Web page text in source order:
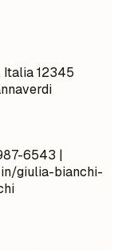
Italia 12345
6543 |
giulia-bianchi-